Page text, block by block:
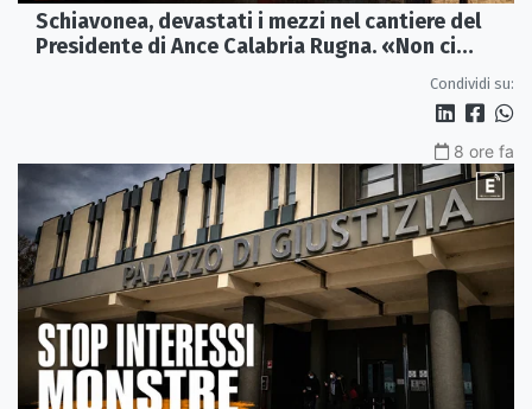
Schiavonea, devastati i mezzi nel cantiere del
Presidente di Ance Calabria Rugna. «Non ci
Condividi su:
8 ore fa